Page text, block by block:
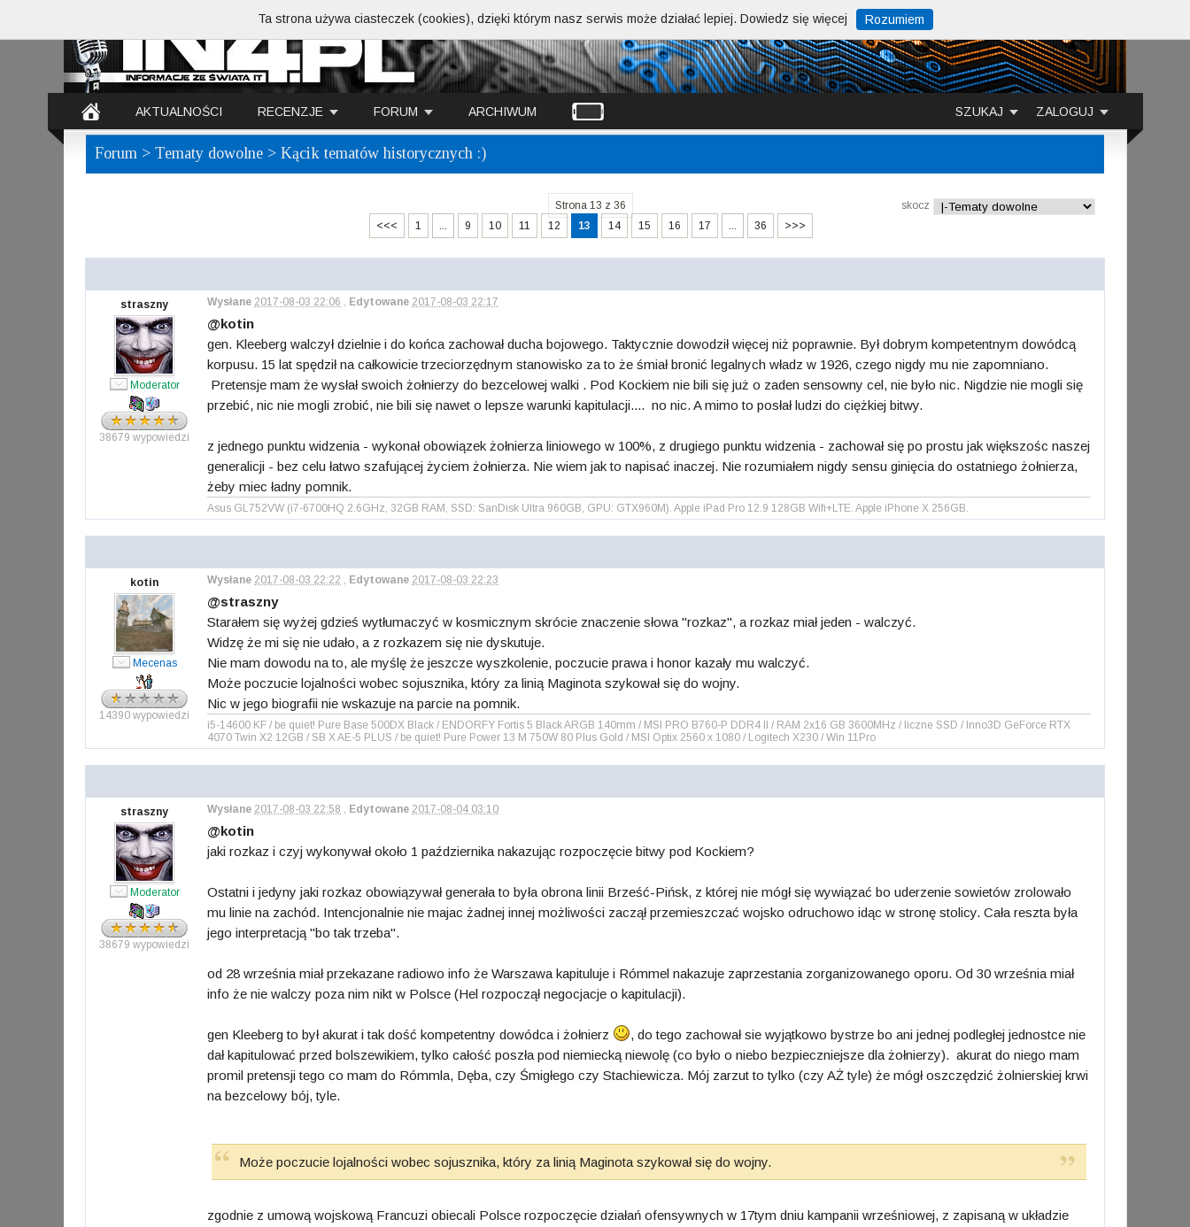
AKTUALNOŚCI RECENZJE FORUM ARCHIWUM ZALOGUJ
SZUKAJ
Forum > Tematy dowolne > Kącik tematów historycznych :)
Strona 13 z 36
<<<
1 ... 9 10 11 12 13 14 15 16 17 ... 36 >>>
skocz
straszny
Moderator
38679 wypowiedzi
Wysłane 2017-08-03 22:06 , Edytowane 2017-08-03 22:17
@kotin
gen. Kleeberg walczył dzielnie i do końca zachował ducha bojowego. Taktycznie dowodził więcej niż poprawnie. Był dobrym kompetentnym dowódcą
korpusu. 15 lat spędził na całkowicie trzeciorzędnym stanowisko za to że śmiał bronić legalnych władz w 1926, czego nigdy mu nie zapomniano.
Pretensje mam że wysłał swoich żołnierzy do bezcelowej walki . Pod Kockiem nie bili się już o zaden sensowny cel, nie było nic. Nigdzie nie mogli się
przebić, nic nie mogli zrobić, nie bili się nawet o lepsze warunki kapitulacji.... no nic. A mimo to posłał ludzi do ciężkiej bitwy.
z jednego punktu widzenia - wykonał obowiązek żołnierza liniowego w 100%, z drugiego punktu widzenia - zachował się po prostu jak większośc naszej
generalicji - bez celu łatwo szafującej życiem żołnierza. Nie wiem jak to napisać inaczej. Nie rozumiałem nigdy sensu ginięcia do ostatniego żołnierza,
żeby miec ładny pomnik.
Asus GL752VW (i7-6700HQ 2.6GHz, 32GB RAM, SSD: SanDisk Ultra 960GB, GPU: GTX960M). Apple iPad Pro 12.9 128GB Wifi+LTE. Apple iPhone X 256GB.
kotin
Mecenas
14390 wypowiedzi
Wysłane 2017-08-03 22:22 , Edytowane 2017-08-03 22:23
@straszny
Starałem się wyżej gdzieś wytłumaczyć w kosmicznym skrócie znaczenie słowa "rozkaz", a rozkaz miał jeden - walczyć.
Widzę że mi się nie udało, a z rozkazem się nie dyskutuje.
Nie mam dowodu na to, ale myślę że jeszcze wyszkolenie, poczucie prawa i honor kazały mu walczyć.
Może poczucie lojalności wobec sojusznika, który za linią Maginota szykował się do wojny.
Nic w jego biografii nie wskazuje na parcie na pomnik.
i5-14600 KF / be quiet! Pure Base 500DX Black / ENDORFY Fortis 5 Black ARGB 140mm / MSI PRO B760-P DDR4 II / RAM 2x16 GB 3600MHz / liczne SSD / Inno3D GeForce RTX
4070 Twin X2 12GB / SB X AE-5 PLUS / be quiet! Pure Power 13 M 750W 80 Plus Gold / MSI Optix 2560 x 1080 / Logitech X230 / Win 11Pro
straszny
Moderator
38679 wypowiedzi
Wysłane 2017-08-03 22:58 , Edytowane 2017-08-04 03:10
@kotin
jaki rozkaz i czyj wykonywał około 1 października nakazując rozpoczęcie bitwy pod Kockiem?
Ostatni i jedyny jaki rozkaz obowiązywał generała to była obrona linii Brześć-Pińsk, z której nie mógł się wywiązać bo uderzenie sowietów zrolowało
mu linie na zachód. Intencjonalnie nie majac żadnej innej możliwości zaczął przemieszczać wojsko odruchowo idąc w stronę stolicy. Cała reszta była
jego interpretacją "bo tak trzeba".
od 28 września miał przekazane radiowo info że Warszawa kapituluje i Rómmel nakazuje zaprzestania zorganizowanego oporu. Od 30 września miał
info że nie walczy poza nim nikt w Polsce (Hel rozpoczął negocjacje o kapitulacji).
gen Kleeberg to był akurat i tak dość kompetentny dowódca i żołnierz
, do tego zachował sie wyjątkowo bystrze bo ani jednej podległej jednostce nie
dał kapitulować przed bolszewikiem, tylko całość poszła pod niemiecką niewolę (co było o niebo bezpieczniejsze dla żołnierzy). akurat do niego mam
promil pretensji tego co mam do Rómmla, Dęba, czy Śmigłego czy Stachiewicza. Mój zarzut to tylko (czy AŻ tyle) że mógł oszczędzić żolnierskiej krwi
na bezcelowy bój, tyle.
Może poczucie lojalności wobec sojusznika, który za linią Maginota szykował się do wojny.
zgodnie z umową wojskową Francuzi obiecali Polsce rozpoczęcie działań ofensywnych w 17tym dniu kampanii wrześniowej, z zapisaną w układzie
Ta strona używa ciasteczek (cookies), dzięki którym nasz serwis może działać lepiej. Dowiedz się więcej Rozumiem